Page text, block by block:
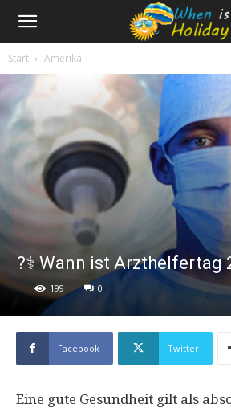
Start Amerika
?‍⚕️ Wann ist Arzthelfertag
199 0
Facebook Twitter
Eine gute Gesundheit gilt als